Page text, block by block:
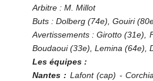
Arbitre : M. Millot
Buts : Dolberg (74e), Gouiri
Avertissements : Girotto (31e),
Boudaoui (33e), Lemina (64e),
Les équipes :
Nantes : Lafont (cap) -